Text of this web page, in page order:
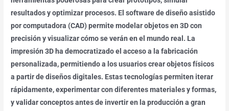
resultados y optimizar procesos. El software de diseño asistido
por computadora (CAD) permite modelar objetos en 3D con
precisión y visualizar cómo se verán en el mundo real. La
impresión 3D ha democratizado el acceso a la fabricación
personalizada, permitiendo a los usuarios crear objetos físicos
a partir de diseños digitales. Estas tecnologías permiten iterar
rápidamente, experimentar con diferentes materiales y formas,
y validar conceptos antes de invertir en la producción a gran